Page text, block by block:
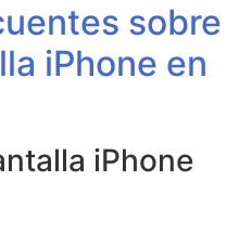
sobre
iPhone en
iPhone